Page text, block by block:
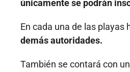
únicamente se podrán
En cada una de las playas
demás autoridades.
También se contará con